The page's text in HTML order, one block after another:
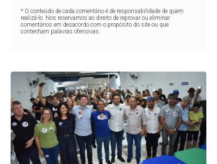
* O conteúdo de cada comentário é de responsabilidade de quem
realizá-lo. Nos reservamos ao direito de reprovar ou eliminar
comentários em desacordo com o propósito do site ou que
contenham palavras ofensivas.